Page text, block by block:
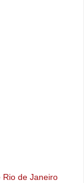
Rio de Janeiro